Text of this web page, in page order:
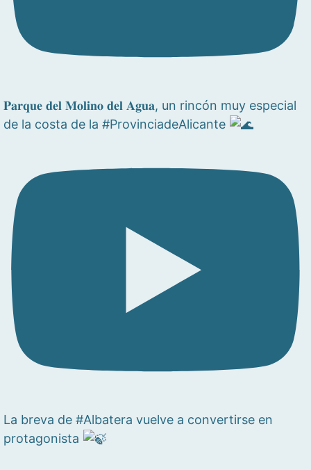
𝐏𝐚𝐫𝐪𝐮𝐞 𝐝𝐞𝐥 𝐌𝐨𝐥𝐢𝐧𝐨 𝐝𝐞𝐥 𝐀𝐠𝐮𝐚, un rincón muy especial
de la costa de la #ProvinciadeAlicante
La breva de #Albatera vuelve a convertirse en
protagonista